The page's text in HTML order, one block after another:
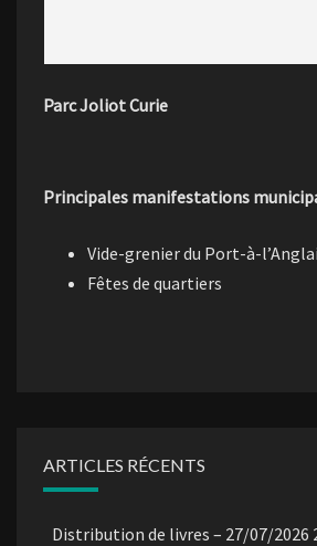
Parc Joliot Curie
Principales manifestations
Vide-grenier du Port-à-
Fêtes de quartiers
ARTICLES RÉCENTS
Distribution de livres – 27/07/2026